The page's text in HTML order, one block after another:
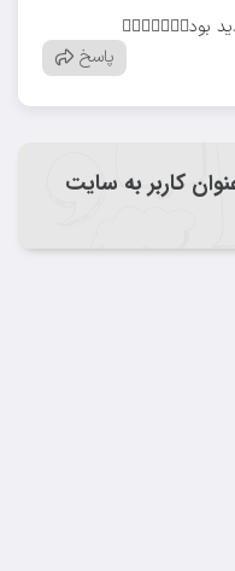
بود❤️‍🔥❤️‍🔥❤️‍🔥💔
پاسخ
کاربر به سایت